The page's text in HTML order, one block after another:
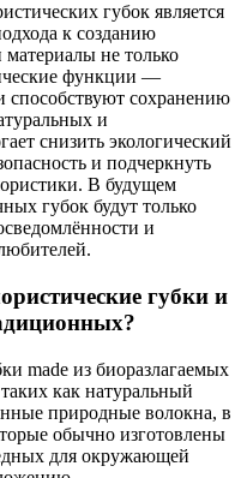
губок является
к созданию
не только
функции —
сохранению
и
снизить экологический
и подчеркнуть
В будущем
губок будут только
и
губки и
made из биоразлагаемых
как натуральный
природные волокна, в
обычно изготовлены
для окружающей